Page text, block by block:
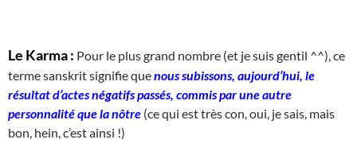
Le Karma : Pour le plus grand nombre (et je suis gentil ^^), ce
terme sanskrit signifie quenous subissons, aujourd’hui, le
résultat d’actes négatifs passés, commis par une autre
personnalité que la nôtre (ce qui est très con, oui, je sais, mais
bon, hein, c’est ainsi !)